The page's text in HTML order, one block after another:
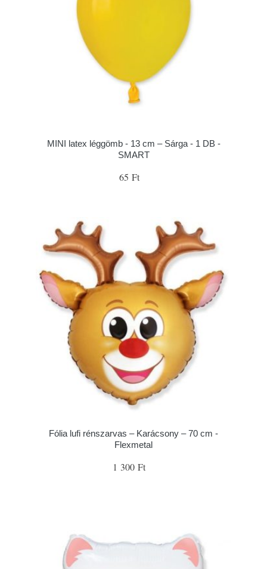
MINI latex léggömb - 13 cm – Sárga - 1 DB -
SMART
65 Ft
Fólia lufi rénszarvas – Karácsony – 70 cm -
Flexmetal
1 300 Ft